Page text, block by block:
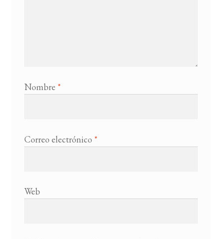
Nombre *
Correo electrónico *
Web